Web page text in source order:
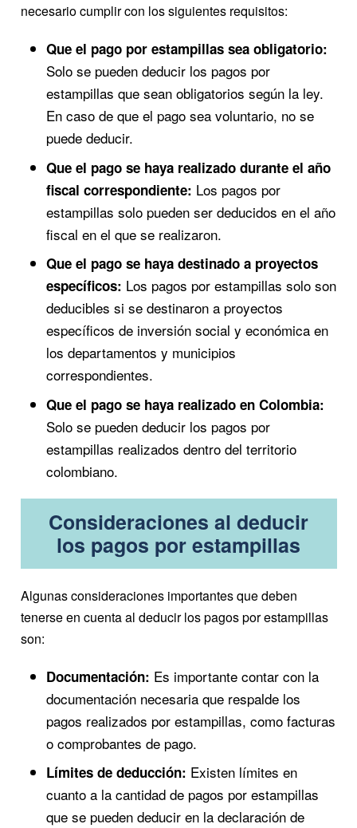
necesario cumplir con los siguientes requisitos:
Que el pago por estampillas sea obligatorio:
Solo se pueden deducir los pagos por
estampillas que sean obligatorios según la ley.
En caso de que el pago sea voluntario, no se
puede deducir.
Que el pago se haya realizado durante el año
fiscal correspondiente: Los pagos por
estampillas solo pueden ser deducidos en el año
fiscal en el que se realizaron.
Que el pago se haya destinado a proyectos
específicos: Los pagos por estampillas solo son
deducibles si se destinaron a proyectos
específicos de inversión social y económica en
los departamentos y municipios
correspondientes.
Que el pago se haya realizado en Colombia:
Solo se pueden deducir los pagos por
estampillas realizados dentro del territorio
colombiano.
Consideraciones al deducir
los pagos por estampillas
Algunas consideraciones importantes que deben
tenerse en cuenta al deducir los pagos por estampillas
son:
Documentación: Es importante contar con la
documentación necesaria que respalde los
pagos realizados por estampillas, como facturas
o comprobantes de pago.
Límites de deducción: Existen límites en
cuanto a la cantidad de pagos por estampillas
que se pueden deducir en la declaración de